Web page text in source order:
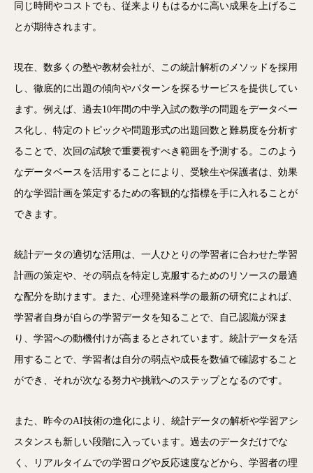
同じ時間やコストでも、従来よりもはるかに高い成果を上げるこ
とが期待されます。
現在、数多くの塾や教材会社が、この統計解析のメソッドを採用
し、徹底的に出題の傾向やパターンを探るサービスを提供してい
ます。例えば、過去10年間の中学入試の数学の問題をデータベー
ス化し、特定のトピックや問題形式の出題回数と難易度を分析す
ることで、次回の試験で重要視すべき範囲を予測する。このよう
なデータベースを活用することにより、受験生や保護者は、効果
的な学習計画を策定するための客観的な指標を手に入れることが
できます。
統計データの適切な活用は、一人ひとりの学習者に合わせた学習
計画の策定や、その弱点を特定し克服するためのリソースの最適
な配分を助けます。また、心理発達科学の最新の研究によれば、
学習者自身が自らの学習データを知ることで、自己認識が深ま
り、学習への動機付けが高まるとされています。統計データを活
用することで、学習者は自分の弱点や成長を数値で確認すること
ができ、それが次なる努力や挑戦へのステップとなるのです。
また、昨今のAI技術の進化により、統計データの解析や学習アシ
スタンスも新しい段階に入っています。過去のデータだけでな
く、リアルタイムでの学習ログや反応速度などから、学習者の理